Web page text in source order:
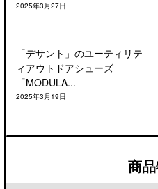
2025年3月27日
「デサント」のユーティリテ
ィアウトドアシューズ
「MODULA...
2025年3月19日
商